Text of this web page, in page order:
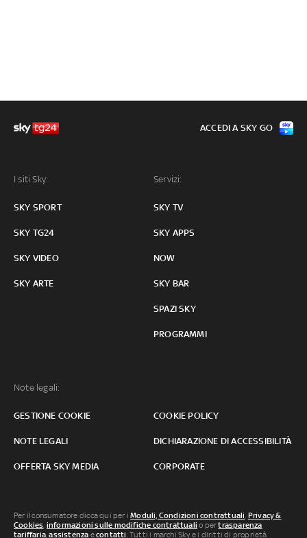
I siti Sky:
SKY SPORT
SKY TG24
SKY VIDEO
SKY ARTE
Servizi:
SKY TV
SKY APPS
NOW
SKY BAR
SPAZI SKY
PROGRAMMI
Note legali:
GESTIONE COOKIE COOKIE POLICY
NOTE LEGALI DICHIARAZIONE DI ACCESSIBILITÀ
OFFERTA SKY MEDIA CORPORATE
ACCEDI A SKY GO
Per il consumatore clicca qui per iModuli, Condizioni contrattuali, Privacy &
Cookies, informazioni sulle modifiche contrattuali o pertrasparenza
tariffaria,assistenza econtatti. Tutti i marchi Sky e i diritti di proprietà